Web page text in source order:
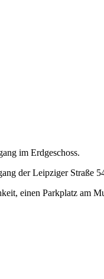
im Erdgeschoss.
der Leipziger Straße
einen Parkplatz am